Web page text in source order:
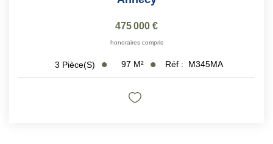
475 000 €
honoraires compris
3 Pièce(s) 97 M² Réf : M345MA